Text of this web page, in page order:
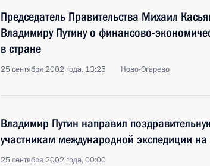
Председатель Правительства Михаил
Владимиру Путину о финансово-
в стране
25 сентября 2002 года, 13:25 Ново-Огарево
Владимир Путин направил
участникам международной экспедиции
25 сентября 2002 года, 00:00